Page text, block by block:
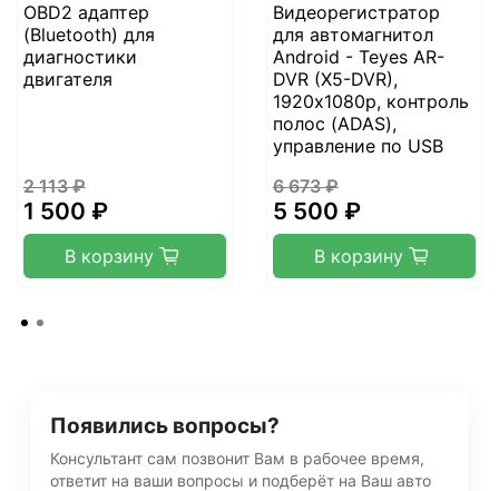
OBD2 адаптер
(Bluetooth) для
диагностики
двигателя
2 113 ₽
1 500 ₽
В корзину
Видеорегистратор
для автомагнитол
Android - Teyes AR-
DVR (X5-DVR),
1920х1080p, контроль
полос (ADAS),
управление по USB
6 673 ₽
5 500 ₽
В корзину
Появились вопросы?
Консультант сам позвонит Вам в рабочее время,
ответит на ваши вопросы и подберёт на Ваш авто